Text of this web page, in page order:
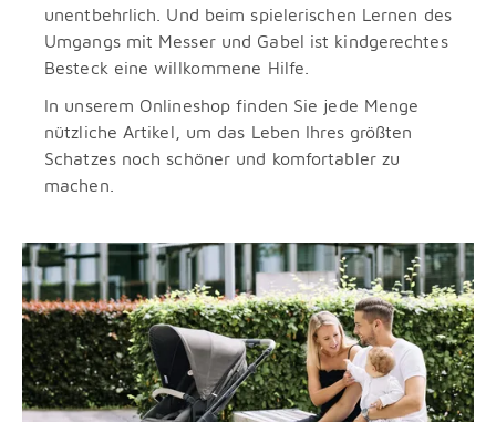
unentbehrlich. Und beim spielerischen Lernen des
Umgangs mit Messer und Gabel ist kindgerechtes
Besteck eine willkommene Hilfe.
In unserem Onlineshop finden Sie jede Menge
nützliche Artikel, um das Leben Ihres größten
Schatzes noch schöner und komfortabler zu
machen.